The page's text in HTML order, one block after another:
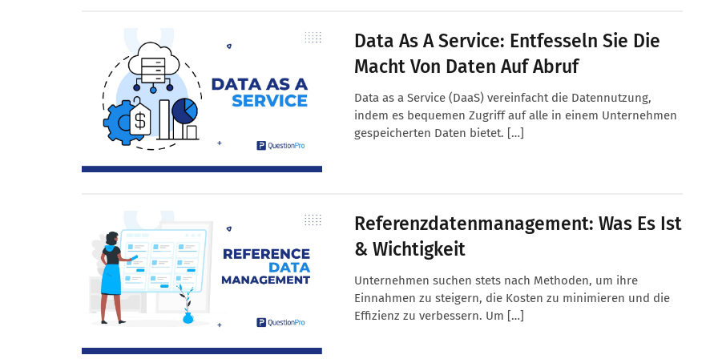
Data As A Service: Entfesseln Sie Die
Macht Von Daten Auf Abruf
Data as a Service (DaaS) vereinfacht die Datennutzung,
indem es bequemen Zugriff auf alle in einem Unternehmen
gespeicherten Daten bietet. […]
Referenzdatenmanagement: Was Es Ist
& Wichtigkeit
Unternehmen suchen stets nach Methoden, um ihre
Einnahmen zu steigern, die Kosten zu minimieren und die
Effizienz zu verbessern. Um […]